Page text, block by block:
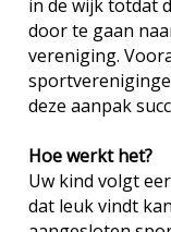
in de wijk totdat
door te gaan
vereniging.
deze aanpak
Hoe werkt het?
Uw kind volgt
dat leuk vindt